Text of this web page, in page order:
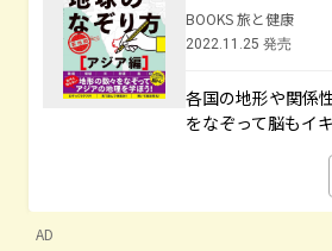
BOOKS 旅と健康
2022.11.25 発売
各国の地形や関係
をなぞって脳もイ
AD